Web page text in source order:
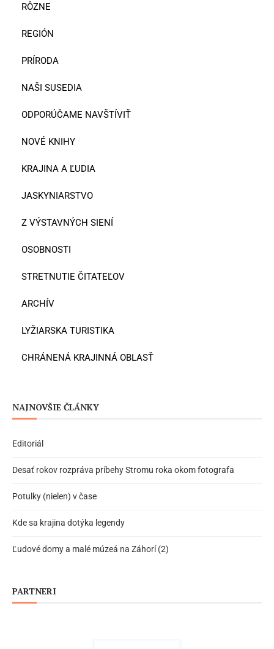
RÔZNE
REGIÓN
PRÍRODA
NAŠI SUSEDIA
ODPORÚČAME NAVŠTÍVIŤ
NOVÉ KNIHY
KRAJINA A ĽUDIA
JASKYNIARSTVO
Z VÝSTAVNÝCH SIENÍ
OSOBNOSTI
STRETNUTIE ČITATEĽOV
ARCHÍV
LYŽIARSKA TURISTIKA
CHRÁNENÁ KRAJINNÁ OBLASŤ
NAJNOVŠIE ČLÁNKY
Editoriál
Desať rokov rozpráva príbehy Stromu roka okom fotografa
Potulky (nielen) v čase
Kde sa krajina dotýka legendy
Ľudové domy a malé múzeá na Záhorí (2)
PARTNERI